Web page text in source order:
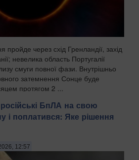
пройде через схід Гренландії, захід
невелика область Португалії
смуги повної фази. Внутрішньо
затемнення Сонце буде
протягом 2 ...
БпЛА на свою
і поплатився: Яке рішення
12:57